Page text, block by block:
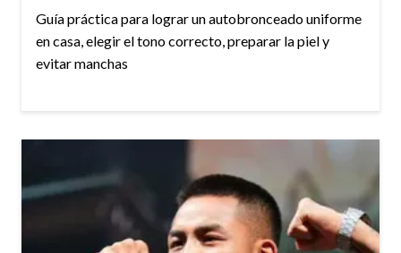
Guía práctica para lograr un autobronceado uniforme
en casa, elegir el tono correcto, preparar la piel y
evitar manchas